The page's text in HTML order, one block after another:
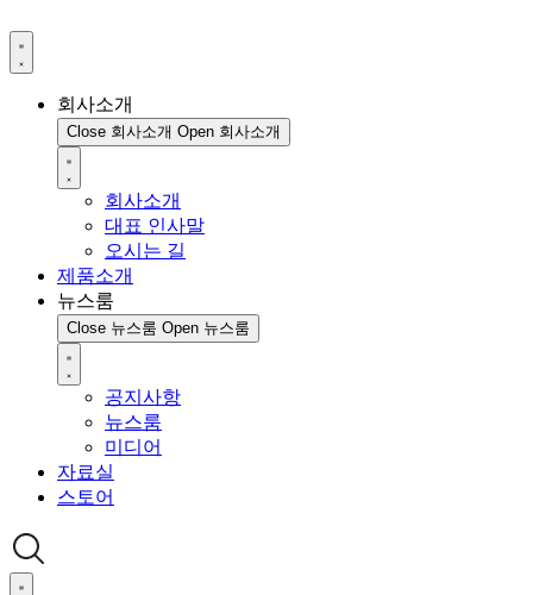
회사소개
Close 회사소개 Open 회사소개
회사소개
대표 인사말
오시는 길
제품소개
뉴스룸
Close 뉴스룸 Open 뉴스룸
공지사항
뉴스룸
미디어
자료실
스토어